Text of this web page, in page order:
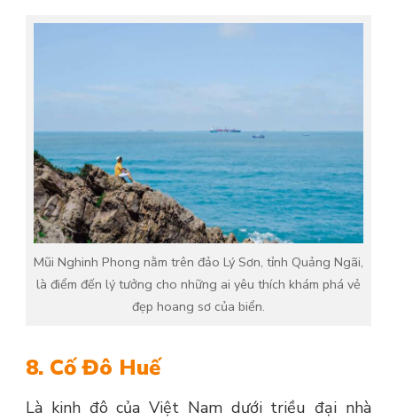
Mũi Nghinh Phong nằm trên đảo Lý Sơn, tỉnh Quảng Ngãi,
là điểm đến lý tưởng cho những ai yêu thích khám phá vẻ
đẹp hoang sơ của biển.
8. Cố Đô Huế
Là kinh đô của Việt Nam dưới triều đại nhà